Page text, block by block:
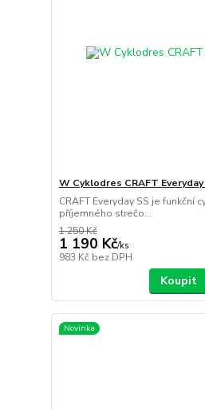
W Cyklodres CRAFT Everyday
CRAFT Everyday SS je funkční
příjemného strečo...
1 250 Kč
1 190 Kč/ks
983 Kč bez DPH
Koupit
Novinka